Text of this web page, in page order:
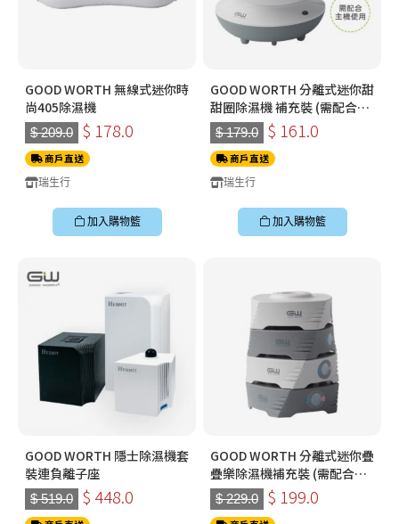
GOOD WORTH 無線式迷你時
尚405除濕機
$ 209.0 $ 178.0
商戶直送
瑞生行
加入購物籃
GOOD WORTH 分離式迷你甜
甜圈除濕機 補充裝 (需配合
GW 還原座使用)
$ 179.0 $ 161.0
商戶直送
瑞生行
加入購物籃
GOOD WORTH 隱士除濕機套
裝連負離子座
$ 519.0 $ 448.0
GOOD WORTH 分離式迷你疊
疊樂除濕機補充裝 (需配合
GW 還原座使用)
$ 229.0 $ 199.0